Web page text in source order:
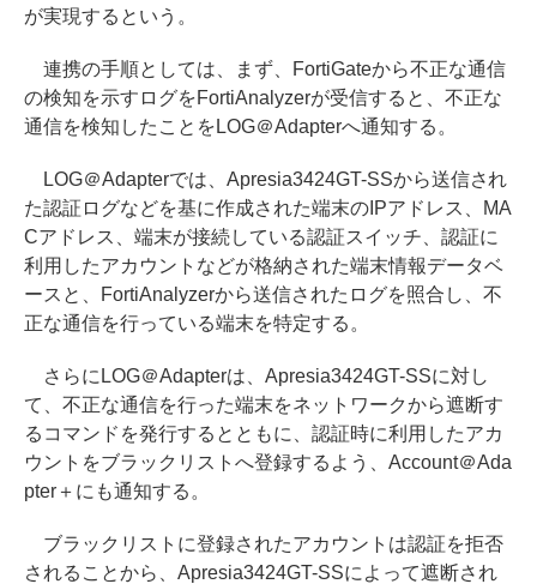
が実現するという。
連携の手順としては、まず、FortiGateから不正な通信
の検知を示すログをFortiAnalyzerが受信すると、不正な
通信を検知したことをLOG＠Adapterへ通知する。
LOG＠Adapterでは、Apresia3424GT-SSから送信され
た認証ログなどを基に作成された端末のIPアドレス、MA
Cアドレス、端末が接続している認証スイッチ、認証に
利用したアカウントなどが格納された端末情報データベ
ースと、FortiAnalyzerから送信されたログを照合し、不
正な通信を行っている端末を特定する。
さらにLOG＠Adapterは、Apresia3424GT-SSに対し
て、不正な通信を行った端末をネットワークから遮断す
るコマンドを発行するとともに、認証時に利用したアカ
ウントをブラックリストへ登録するよう、Account＠Ada
pter＋にも通知する。
ブラックリストに登録されたアカウントは認証を拒否
されることから、Apresia3424GT-SSによって遮断され